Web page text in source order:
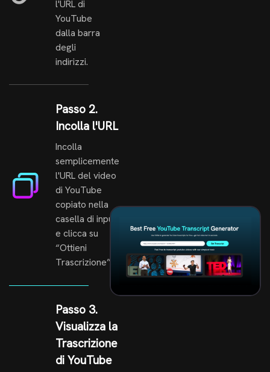
l'URL di
YouTube
dalla barra
degli
indirizzi.
Passo 2.
Incolla l'URL
Incolla
semplicemente
l'URL del video
di YouTube
copiato nella
casella di input
e clicca su
“Ottieni
Trascrizione”.
Passo 3.
Visualizza la
Trascrizione
di YouTube